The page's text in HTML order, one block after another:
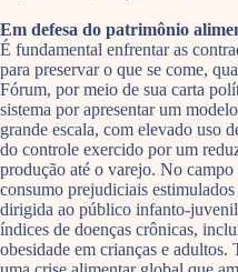
Em defesa do patrimônio
É fundamental enfrentar as
para preservar o que se come,
Fórum, por meio de sua carta
sistema por apresentar um
grande escala, com elevado uso
do controle exercido por um
produção até o varejo. No campo
consumo prejudiciais
dirigida ao público infanto-
índices de doenças crônicas,
obesidade em crianças e adultos.